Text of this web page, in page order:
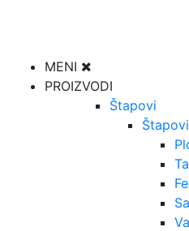
MENI
PROIZVODI
Štapovi
Štapovi